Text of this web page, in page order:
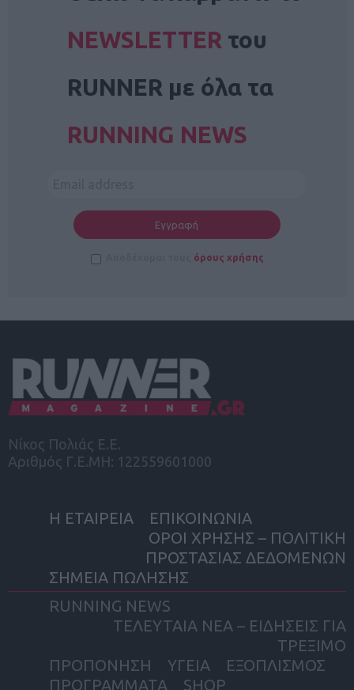
NEWSLETTER του
RUNNER με όλα τα
RUNNING NEWS
όρους χρήσης
Νίκος Πολιάς Ε.Ε.
Αριθμός Γ.Ε.ΜΗ: 122559601000
Η ΕΤΑΙΡΕΙΑ
ΕΠΙΚΟΙΝΩΝΙΑ
ΟΡΟΙ ΧΡΗΣΗΣ – ΠΟΛΙΤΙΚΗ
ΠΡΟΣΤΑΣΙΑΣ ΔΕΔΟΜΕΝΩΝ
ΣΗΜΕΙΑ ΠΩΛΗΣΗΣ
RUNNING NEWS
ΤΕΛΕΥΤΑΙΑ ΝΕΑ – ΕΙΔΗΣΕΙΣ ΓΙΑ
ΤΡΕΞΙΜΟ
ΠΡΟΠΟΝΗΣΗ
ΥΓΕΙΑ
ΕΞΟΠΛΙΣΜΟΣ
ΠΡΟΓΡΑΜΜΑΤΑ
SHOP